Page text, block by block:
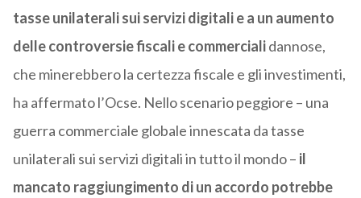
tasse unilaterali sui servizi digitali e a un aumento
delle controversie fiscali e commercialidannose,
che minerebbero la certezza fiscale e gli investimenti,
ha affermato l’Ocse. Nello scenario peggiore – una
guerra commerciale globale innescata da tasse
unilaterali sui servizi digitali in tutto il mondo – il
mancato raggiungimento di un accordo potrebbe